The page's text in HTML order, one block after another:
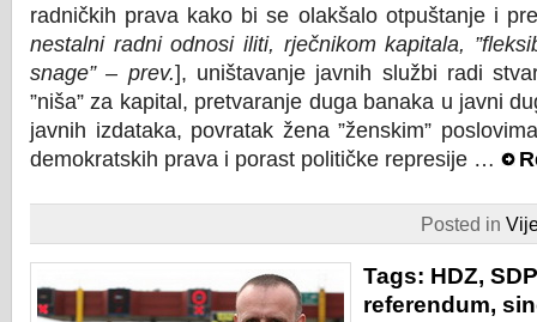
radničkih prava kako bi se olakšalo otpuštanje i
nestalni radni odnosi iliti, rječnikom kapitala,
snage” – prev.], uništavanje javnih službi radi
”niša” za kapital, pretvaranje duga banaka u javni
javnih izdataka, povratak žena ”ženskim”
demokratskih prava i porast političke represije …
Posted in
Tags: HDZ, SDP
referendum,